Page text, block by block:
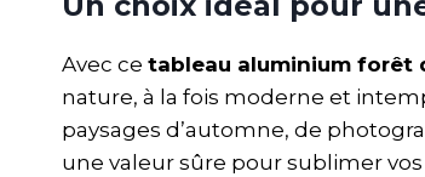
Avec ce tableau aluminium forêt
nature, à la fois moderne et
paysages d’automne, de
une valeur sûre pour sublimer